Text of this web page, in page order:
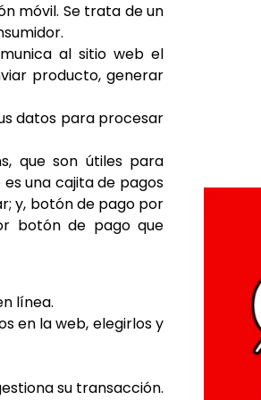
móvil. Se trata de un
al sitio web el
producto, generar
datos para procesar
que son útiles para
una cajita de pagos
y, botón de pago por
botón de pago que
línea.
en la web, elegirlos y
su transacción.